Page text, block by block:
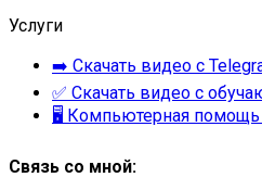
Услуги
➡️ Скачать видео с
✅ Скачать видео с
🖥 Компьютерная помощь
Связь со мной: